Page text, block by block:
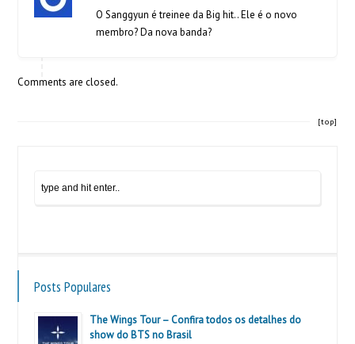
O Sanggyun é treinee da Big hit.. Ele é o novo
membro? Da nova banda?
Comments are closed.
[top]
Posts Populares
The Wings Tour – Confira todos os detalhes do
show do BTS no Brasil